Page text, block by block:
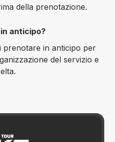
della prenotazione.
anticipo?
prenotare in anticipo per
del servizio e